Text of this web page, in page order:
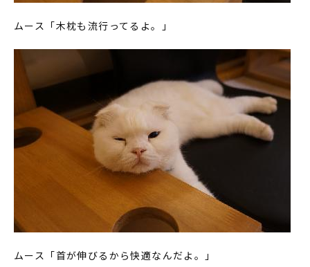
ムース「木枕も流行ってるよ。」
ムース「首が伸びるから快適なんだよ。」